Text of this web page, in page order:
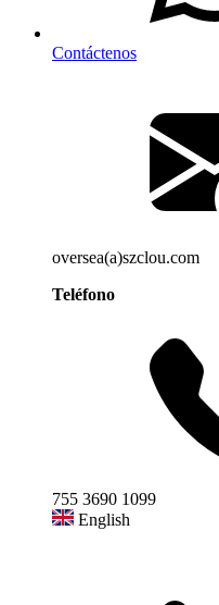
Contáctenos
oversea(a)szclou.com
Teléfono
755 3690 1099
English